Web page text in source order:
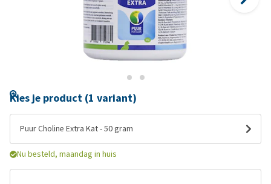
Kies je product (1 variant)
Puur Choline Extra Kat - 50 gram
Nu besteld, maandag in huis